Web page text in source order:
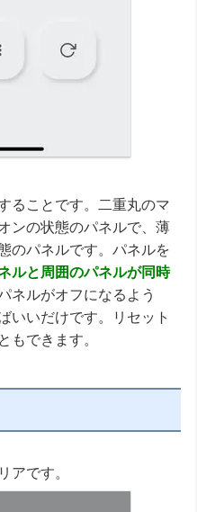
ることです。二重丸のマ
ンの状態のパネルで、薄
のパネルです。パネルを
ルと周囲のパネルが同時
ネルがオフになるよう
いいだけです。リセット
もできます。
アです。